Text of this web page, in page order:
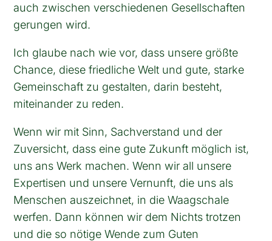
auch zwischen verschiedenen Gesellschaften
gerungen wird.
Ich glaube nach wie vor, dass unsere größte
Chance, diese friedliche Welt und gute, starke
Gemeinschaft zu gestalten, darin besteht,
miteinander zu reden.
Wenn wir mit Sinn, Sachverstand und der
Zuversicht, dass eine gute Zukunft möglich ist,
uns ans Werk machen. Wenn wir all unsere
Expertisen und unsere Vernunft, die uns als
Menschen auszeichnet, in die Waagschale
werfen. Dann können wir dem Nichts trotzen
und die so nötige Wende zum Guten